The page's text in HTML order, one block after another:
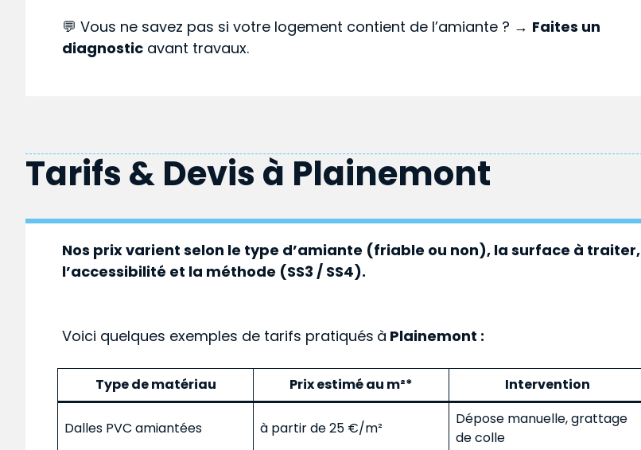
💬 Vous ne savez pas si votre logement contient de l’amiante ? → Faites un
diagnostic avant travaux.
Tarifs & Devis à Plainemont
Nos prix varient selon le type d’amiante (friable ou non), la surface à traiter,
l’accessibilité et la méthode (SS3 / SS4).
Voici quelques exemples de tarifs pratiqués à Plainemont :
Type de matériau Prix estimé au m²* Intervention
Dalles PVC amiantées à partir de 25 €/m²
Dépose manuelle, grattage
de colle